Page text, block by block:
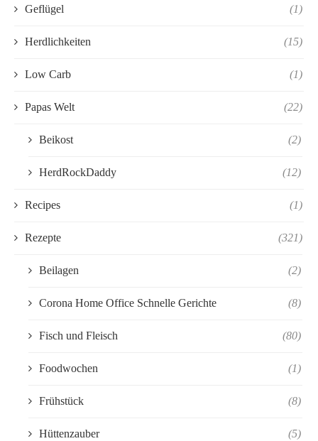
Geflügel (1)
Herdlichkeiten (15)
Low Carb (1)
Papas Welt (22)
Beikost (2)
HerdRockDaddy (12)
Recipes (1)
Rezepte (321)
Beilagen (2)
Corona Home Office Schnelle Gerichte (8)
Fisch und Fleisch (80)
Foodwochen (1)
Frühstück (8)
Hüttenzauber (5)